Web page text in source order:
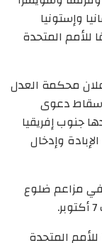
وإستونيا
للأمم المتحدة
محكمة العدل
دعوى
جنوب إفريقيا
وإدخال
في مزاعم ضلوع
المتحدة